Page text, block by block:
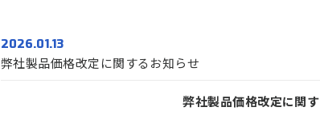
2026.01.13
弊社製品価格改定に関するお知らせ
弊社製品価格改定に関